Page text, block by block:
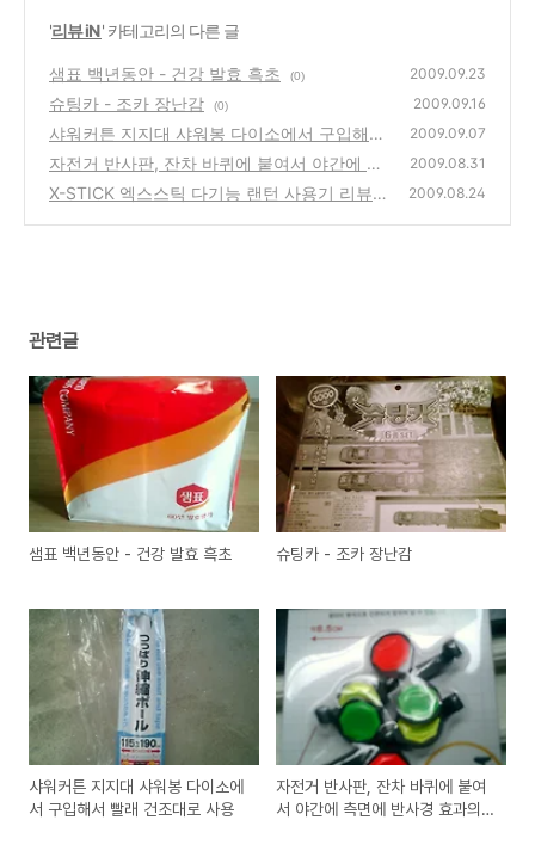
'리뷰 iN' 카테고리의 다른 글
샘표 백년동안 - 건강 발효 흑초 (0) 2009.09.23
슈팅카 - 조카 장난감 (0) 2009.09.16
샤워커튼 지지대 샤워봉 다이소에서 구입해서
빨래 건조대로 사용
(0)
2009.09.07
자전거 반사판, 잔차 바퀴에 붙여서 야간에 측
면에 반사경 효과의 제품 구입 사용기
(0)
2009.08.31
X-STICK 엑스스틱 다기능 랜턴 사용기 리뷰 2009.08.24
관련글
샘표 백년동안 - 건강 발효 흑초 슈팅카 - 조카 장난감
샤워커튼 지지대 샤워봉 다이소에
서 구입해서 빨래 건조대로 사용
자전거 반사판, 잔차 바퀴에 붙여
서 야간에 측면에 반사경 효과의